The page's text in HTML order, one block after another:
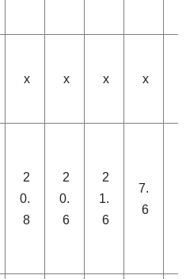
x x x x
2
0.
8
2
0.
6
2
1.
6
7.
6